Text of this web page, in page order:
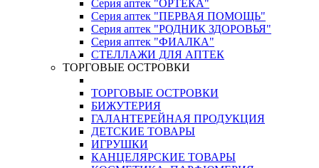
Серия аптек "ОРТЕКА"
Серия аптек "ПЕРВАЯ ПОМОЩЬ"
Серия аптек "РОДНИК ЗДОРОВЬЯ"
Серия аптек "ФИАЛКА"
СТЕЛЛАЖИ ДЛЯ АПТЕК
ТОРГОВЫЕ ОСТРОВКИ
ТОРГОВЫЕ ОСТРОВКИ
БИЖУТЕРИЯ
ГАЛАНТЕРЕЙНАЯ ПРОДУКЦИЯ
ДЕТСКИЕ ТОВАРЫ
ИГРУШКИ
КАНЦЕЛЯРСКИЕ ТОВАРЫ